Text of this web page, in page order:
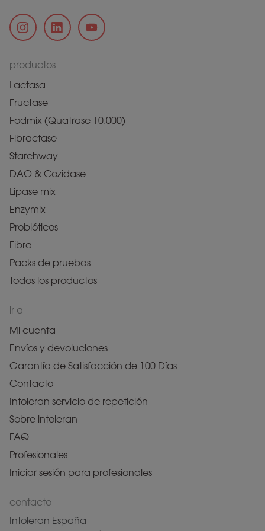
productos
Lactasa
Fructase
Fodmix (Quatrase 10.000)
Fibractase
Starchway
DAO & Cozidase
Lipase mix
Enzymix
Probióticos
Fibra
Packs de pruebas
Todos los productos
ir a
Mi cuenta
Envíos y devoluciones
Garantía de Satisfacción de 100 Días
Contacto
Intoleran servicio de repetición
Sobre intoleran
FAQ
Profesionales
Iniciar sesión para profesionales
contacto
Intoleran España